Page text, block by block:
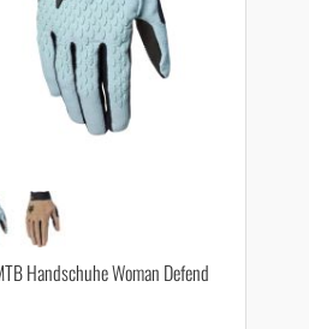
Handschuhe Woman Defend